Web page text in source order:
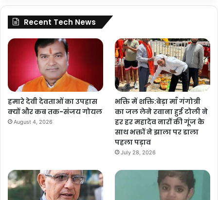
Recent Tech News
हमारे देवी देवताओं का उपहास
क्यों और कब तक-संजय गोयल
August 4, 2026
भक्ति में शक्ति:बेड़ा माँ गंगोत्री
का जल लेने रवाना हुई टोली ने
हर हर महादेव नारों की गूंज के
साथ भक्तों ने झाला पर डाला
पहला पड़ाव
July 28, 2026